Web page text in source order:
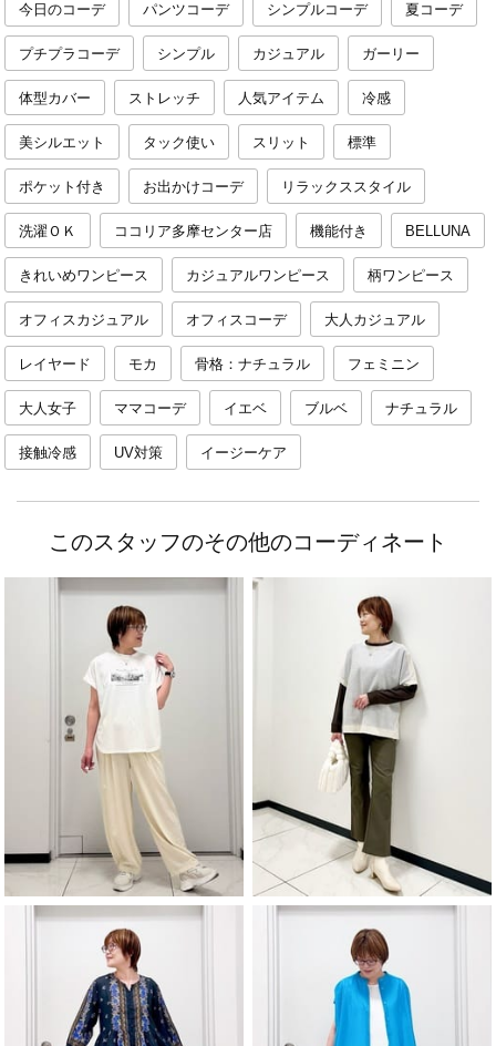
今日のコーデ パンツコーデ シンプルコーデ 夏コーデ
プチプラコーデ シンプル カジュアル ガーリー
体型カバー ストレッチ 人気アイテム 冷感
美シルエット タック使い スリット 標準
ポケット付き お出かけコーデ リラックススタイル
洗濯ＯＫ ココリア多摩センター店 機能付き BELLUNA
きれいめワンピース カジュアルワンピース 柄ワンピース
オフィスカジュアル オフィスコーデ 大人カジュアル
レイヤード モカ 骨格：ナチュラル フェミニン
大人女子 ママコーデ イエベ ブルベ ナチュラル
接触冷感 UV対策 イージーケア
このスタッフのその他のコーディネート